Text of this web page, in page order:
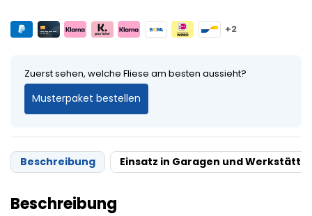
Zuerst sehen, welche Fliese am besten aussieht?
Musterpaket bestellen
+2
Beschreibung Einsatz in Garagen und
Beschreibung